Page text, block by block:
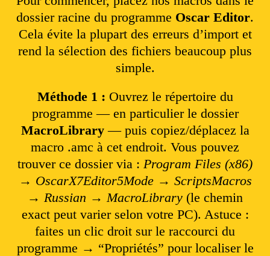
dossier racine du programme Oscar Editor.
Cela évite la plupart des erreurs d’import et
rend la sélection des fichiers beaucoup plus
simple.
Méthode 1 : Ouvrez le répertoire du
programme — en particulier le dossier
MacroLibrary— puis copiez/déplacez la
macro .amc à cet endroit. Vous pouvez
trouver ce dossier via : Program Files (x86)
→ OscarX7Editor5Mode → ScriptsMacros
→ Russian → MacroLibrary (le chemin
exact peut varier selon votre PC). Astuce :
faites un clic droit sur le raccourci du
programme → “Propriétés” pour localiser le